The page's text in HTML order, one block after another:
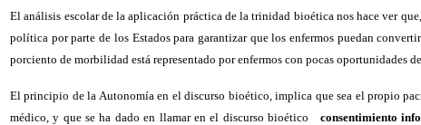
El análisis escolar de la aplicación práctica de la trinidad bioética nos hace ver
política por parte de los Estados para garantizar que los enfermos puedan
porciento de morbilidad está representado por enfermos con pocas oportunidades
El principio de la Autonomía en el discurso bioético, implica que sea el propio
médico, y que se ha dado en llamar en el discurso bioético
consentimiento